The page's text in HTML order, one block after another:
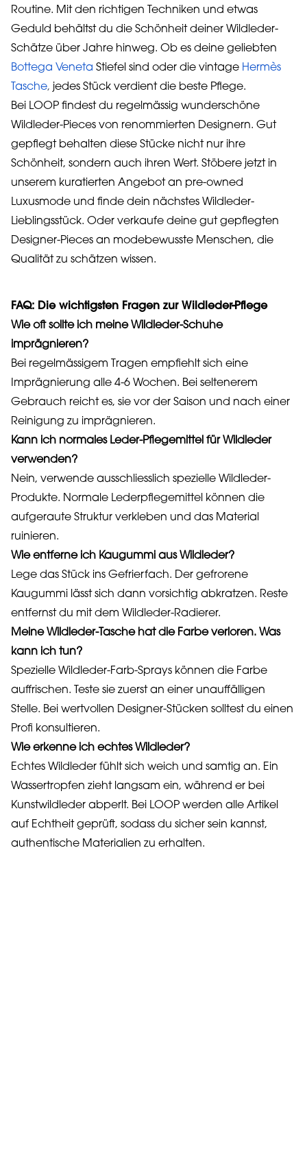
Routine. Mit den richtigen Techniken und etwas
Geduld behältst du die Schönheit deiner Wildleder-
Schätze über Jahre hinweg. Ob es deine geliebten
Bottega Veneta Stiefel sind oder die vintage Hermès
Tasche, jedes Stück verdient die beste Pflege.
Bei LOOP findest du regelmässig wunderschöne
Wildleder-Pieces von renommierten Designern. Gut
gepflegt behalten diese Stücke nicht nur ihre
Schönheit, sondern auch ihren Wert. Stöbere jetzt in
unserem kuratierten Angebot an pre-owned
Luxusmode und finde dein nächstes Wildleder-
Lieblingsstück. Oder verkaufe deine gut gepflegten
Designer-Pieces an modebewusste Menschen, die
Qualität zu schätzen wissen.
FAQ: Die wichtigsten Fragen zur Wildleder-Pflege
Wie oft sollte ich meine Wildleder-Schuhe
imprägnieren?
Bei regelmässigem Tragen empfiehlt sich eine
Imprägnierung alle 4-6 Wochen. Bei seltenerem
Gebrauch reicht es, sie vor der Saison und nach einer
Reinigung zu imprägnieren.
Kann ich normales Leder-Pflegemittel für Wildleder
verwenden?
Nein, verwende ausschliesslich spezielle Wildleder-
Produkte. Normale Lederpflegemittel können die
aufgeraute Struktur verkleben und das Material
ruinieren.
Wie entferne ich Kaugummi aus Wildleder?
Lege das Stück ins Gefrierfach. Der gefrorene
Kaugummi lässt sich dann vorsichtig abkratzen. Reste
entfernst du mit dem Wildleder-Radierer.
Meine Wildleder-Tasche hat die Farbe verloren. Was
kann ich tun?
Spezielle Wildleder-Farb-Sprays können die Farbe
auffrischen. Teste sie zuerst an einer unauffälligen
Stelle. Bei wertvollen Designer-Stücken solltest du einen
Profi konsultieren.
Wie erkenne ich echtes Wildleder?
Echtes Wildleder fühlt sich weich und samtig an. Ein
Wassertropfen zieht langsam ein, während er bei
Kunstwildleder abperlt. Bei LOOP werden alle Artikel
auf Echtheit geprüft, sodass du sicher sein kannst,
authentische Materialien zu erhalten.